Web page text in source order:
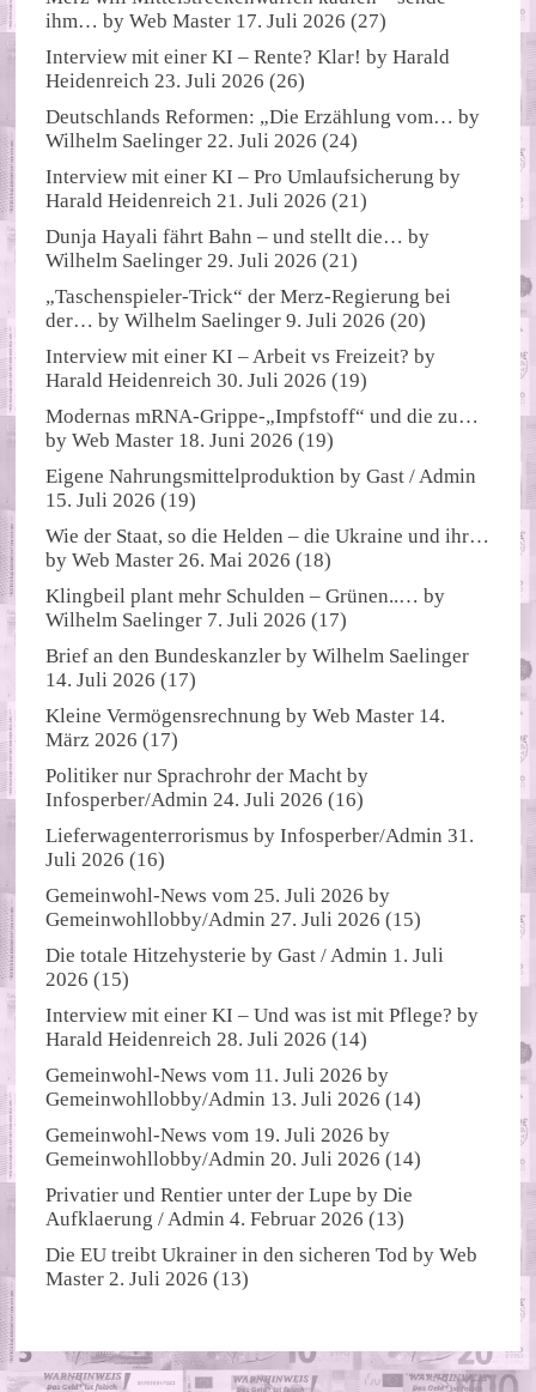
ihm… byWeb Master 17. Juli 2026 (27)
Interview mit einer KI – Rente? Klar! byHarald
Heidenreich 23. Juli 2026 (26)
Deutschlands Reformen: „Die Erzählung vom… by
Wilhelm Saelinger 22. Juli 2026 (24)
Interview mit einer KI – Pro Umlaufsicherung by
Harald Heidenreich 21. Juli 2026 (21)
Dunja Hayali fährt Bahn – und stellt die… by
Wilhelm Saelinger 29. Juli 2026 (21)
„Taschenspieler-Trick“ der Merz-Regierung bei
der… byWilhelm Saelinger 9. Juli 2026 (20)
Interview mit einer KI – Arbeit vs Freizeit? by
Harald Heidenreich 30. Juli 2026 (19)
Modernas mRNA-Grippe-„Impfstoff“ und die zu…
byWeb Master 18. Juni 2026 (19)
Eigene Nahrungsmittelproduktion byGast / Admin
15. Juli 2026 (19)
Wie der Staat, so die Helden – die Ukraine und ihr…
byWeb Master 26. Mai 2026 (18)
Klingbeil plant mehr Schulden – Grünen..… by
Wilhelm Saelinger 7. Juli 2026 (17)
Brief an den Bundeskanzler byWilhelm Saelinger
14. Juli 2026 (17)
Kleine Vermögensrechnung byWeb Master 14.
März 2026 (17)
Politiker nur Sprachrohr der Macht by
Infosperber/Admin 24. Juli 2026 (16)
Lieferwagenterrorismus byInfosperber/Admin 31.
Juli 2026 (16)
Gemeinwohl-News vom 25. Juli 2026 by
Gemeinwohllobby/Admin 27. Juli 2026 (15)
Die totale Hitzehysterie byGast / Admin 1. Juli
2026 (15)
Interview mit einer KI – Und was ist mit Pflege? by
Harald Heidenreich 28. Juli 2026 (14)
Gemeinwohl-News vom 11. Juli 2026 by
Gemeinwohllobby/Admin 13. Juli 2026 (14)
Gemeinwohl-News vom 19. Juli 2026 by
Gemeinwohllobby/Admin 20. Juli 2026 (14)
Privatier und Rentier unter der Lupe byDie
Aufklaerung / Admin 4. Februar 2026 (13)
Die EU treibt Ukrainer in den sicheren Tod byWeb
Master 2. Juli 2026 (13)